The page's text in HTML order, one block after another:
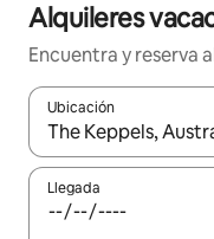
Alquileres
Encuentra y reserva
Ubicación
Cuando los
Llegada